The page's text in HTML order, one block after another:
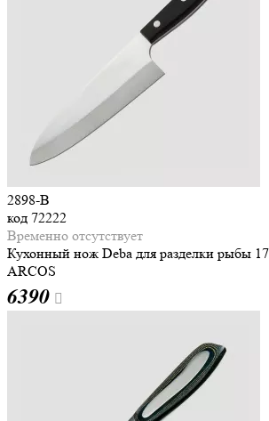
2898-B
код 72222
Временно отсутствует
Кухонный нож Deba для разделки рыбы
ARCOS
6390